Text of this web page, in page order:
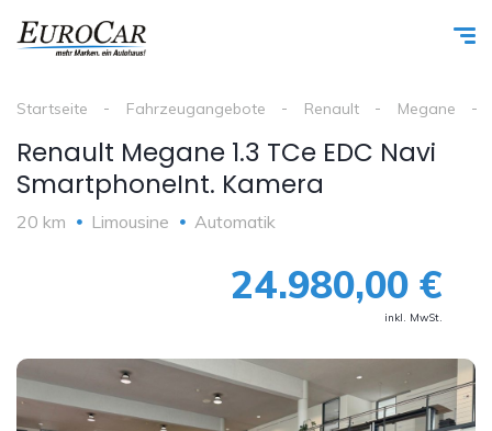
Startseite Fahrzeugangebote Renault Megane
Renault Megane 1.3 TCe EDC Navi
SmartphoneInt. Kamera
20 km Limousine Automatik
24.980,00 €
inkl. MwSt.